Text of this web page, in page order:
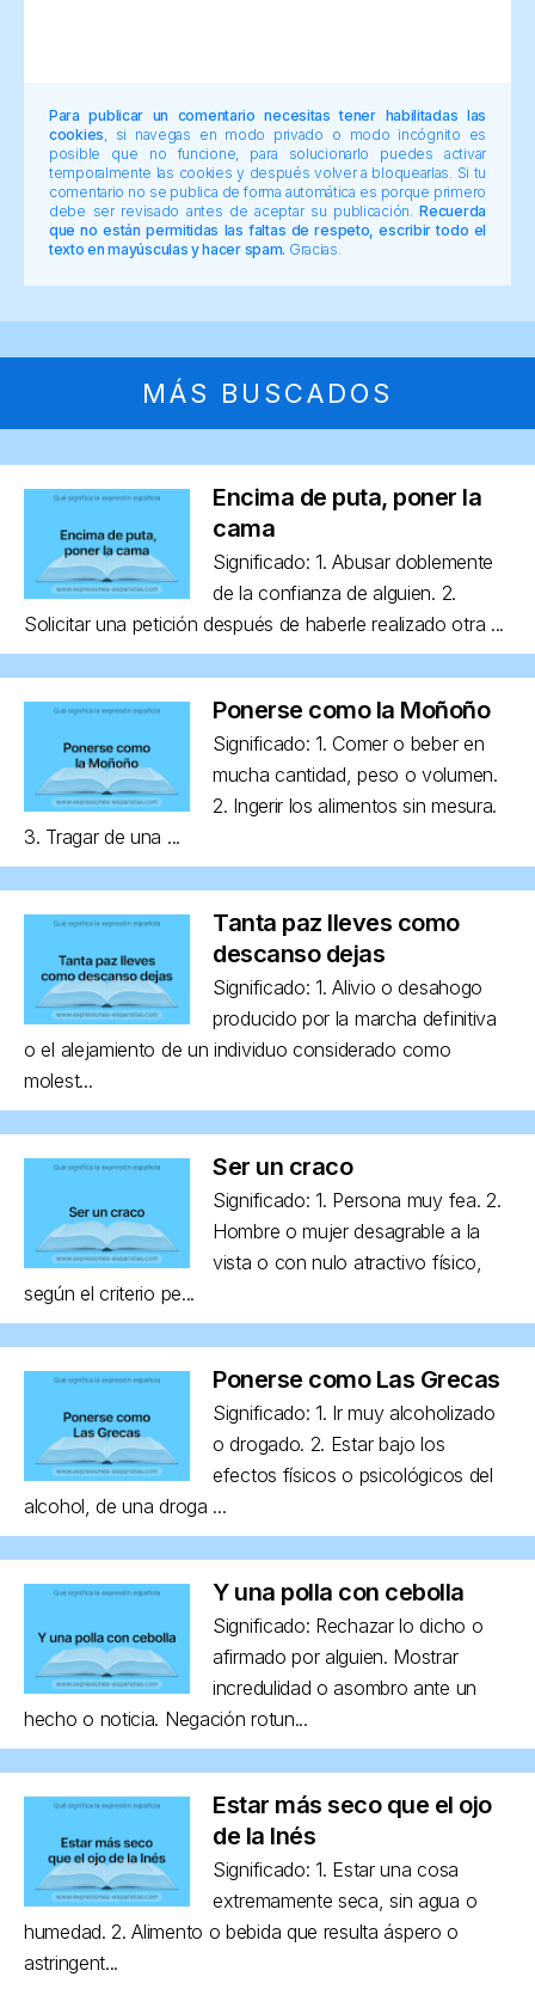
Para publicar un comentario necesitas tener habilitadas las
cookies , si navegas en modo privado o modo incógnito es
posible que no funcione, para solucionarlo puedes activar
temporalmente las cookies y después volver a bloquearlas. Si tu
comentario no se publica de forma automática es porque primero
debe ser revisado antes de aceptar su publicación.Recuerda
que no están permitidas las faltas de respeto, escribir todo el
texto en mayúsculas y hacer spam. Gracias.
MÁS BUSCADOS
Encima de puta, poner la
cama
Significado: 1. Abusar doblemente
de la confianza de alguien. 2.
Solicitar una petición después de haberle realizado otra ...
Ponerse como la Moñoño
Significado: 1. Comer o beber en
mucha cantidad, peso o volumen.
2. Ingerir los alimentos sin mesura.
3. Tragar de una ...
Tanta paz lleves como
descanso dejas
Significado: 1. Alivio o desahogo
producido por la marcha definitiva
o el alejamiento de un individuo considerado como
molest...
Ser un craco
Significado: 1. Persona muy fea. 2.
Hombre o mujer desagrable a la
vista o con nulo atractivo físico,
según el criterio pe...
Ponerse como Las Grecas
Significado: 1. Ir muy alcoholizado
o drogado. 2. Estar bajo los
efectos físicos o psicológicos del
alcohol, de una droga ...
Y una polla con cebolla
Significado: Rechazar lo dicho o
afirmado por alguien. Mostrar
incredulidad o asombro ante un
hecho o noticia. Negación rotun...
Estar más seco que el ojo
de la Inés
Significado: 1. Estar una cosa
extremamente seca, sin agua o
humedad. 2. Alimento o bebida que resulta áspero o
astringent...